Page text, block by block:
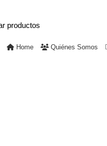
Home Quiénes Somos